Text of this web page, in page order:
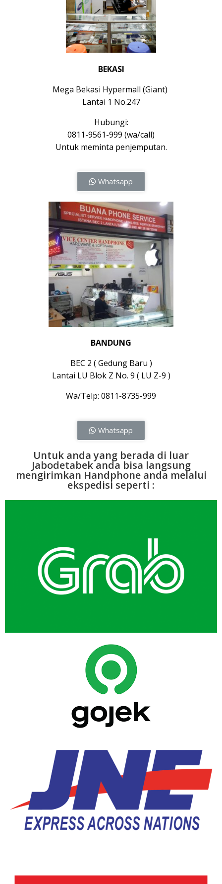
BEKASI
Mega Bekasi Hypermall (Giant)
Lantai 1 No.247
Hubungi:
0811-9561-999 (wa/call)
Untuk meminta penjemputan.
Whatsapp
BANDUNG
BEC 2 ( Gedung Baru )
Lantai LU Blok Z No. 9 ( LU Z-9 )
Wa/Telp: 0811-8735-999
Whatsapp
Untuk anda yang berada di luar
Jabodetabek anda bisa langsung
mengirimkan Handphone anda melalui
ekspedisi seperti :